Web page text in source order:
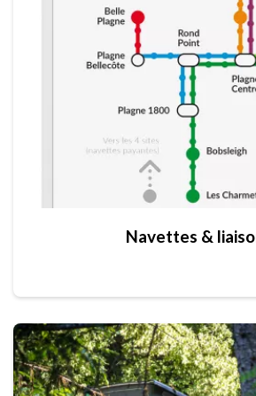
Navettes &